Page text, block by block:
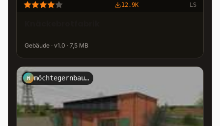
12.9K LS
Gebäude · v1.0 · 7,5 MB
M möchtegernbauer